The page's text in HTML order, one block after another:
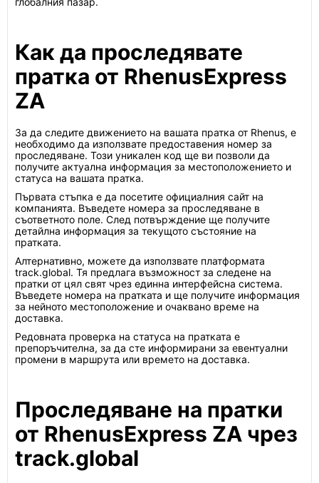
Как да проследявате
пратка от RhenusExpress
ZA
За да следите движението на вашата пратка от Rhenus, е
необходимо да използвате предоставения номер за
проследяване. Този уникален код ще ви позволи да
получите актуална информация за местоположението и
статуса на вашата пратка.
Първата стъпка е да посетите официалния сайт на
компанията. Въведете номера за проследяване в
съответното поле. След потвърждение ще получите
детайлна информация за текущото състояние на
пратката.
Алтернативно, можете да използвате платформата
track.global. Тя предлага възможност за следене на
пратки от цял свят чрез единна интерфейсна система.
Въведете номера на пратката и ще получите информация
за нейното местоположение и очаквано време на
доставка.
Редовната проверка на статуса на пратката е
препоръчителна, за да сте информирани за евентуални
промени в маршрута или времето на доставка.
Проследяване на пратки
от RhenusExpress ZA чрез
track.global